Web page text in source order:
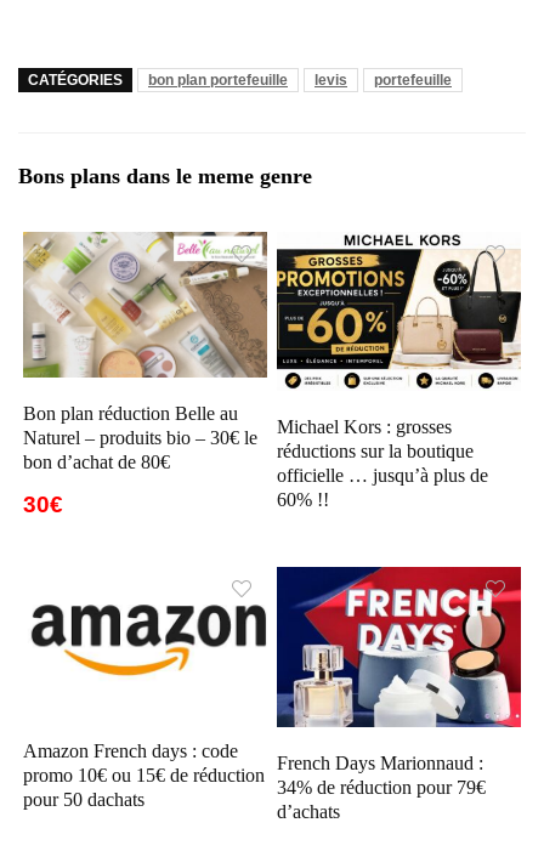
CATÉGORIES bon plan portefeuille levis portefeuille
Bons plans dans le meme genre
Bon plan réduction Belle au
Naturel – produits bio – 30€ le
bon d’achat de 80€
30€
Michael Kors : grosses
réductions sur la boutique
officielle … jusqu’à plus de
60% !!
Amazon French days : code
promo 10€ ou 15€ de réduction
pour 50 dachats
French Days Marionnaud :
34% de réduction pour 79€
d’achats